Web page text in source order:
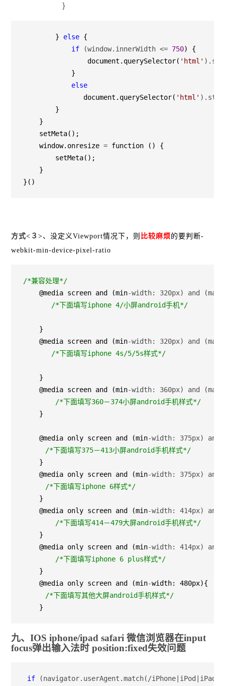
}
        }
else {
if (window.innerWidth <= 750) {
                document.querySelector(
' html '
            }
else
               document.querySelector(
' html '
        }
    }
    setMeta();
    window.onresize
= function () {
        setMeta();
    }
}()
方式<３>、没定义Viewport情况下，则 比较麻烦 的要判断-
webkit-min-device-pixel-ratio
/*兼容处理*/
    @media screen and (min
-width: 320px) and (max-
/*下面填写iphone 4/小屏android手机*/
    }
    @media screen and (min
-width: 320px) and
/*下面填写iphone 4s/5/5s样式*/
    }
    @media screen and (min
-width: 360px) and (max-
/*下面填写360－374小屏android手机样式*/
    }
    @media only screen and (min
-width: 375px) and
/*下面填写375－413小屏android手机样式*/
    }
    @media only screen and (min
-width: 375px)
/*下面填写iphone 6样式*/
    }
    @media only screen and (min
-width: 414px) and
/*下面填写414－479大屏android手机样式*/
    }
    @media only screen and (min
-width: 414px)
/*下面填写iphone 6 plus样式*/
    }
    @media only screen and (min
-width: 480px){
/*下面填写其他大屏android手机样式*/
    }
九、IOS iphone/ipad safari 微信浏览器在input
focus弹出输入法时 position:fixed失效问题
if (navigator.userAgent.match(/